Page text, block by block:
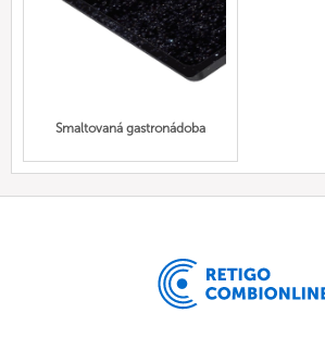
Smaltovaná gastronádoba